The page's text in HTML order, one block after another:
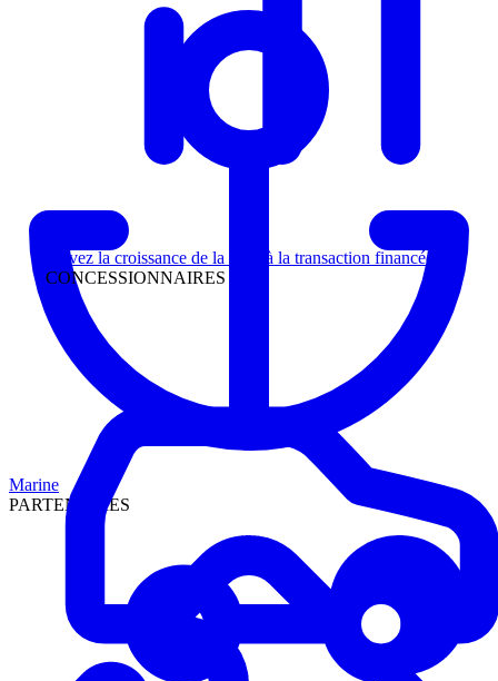
Suivez la croissance de la piste à la transaction financée
CONCESSIONNAIRES
Marine
PARTENAIRES